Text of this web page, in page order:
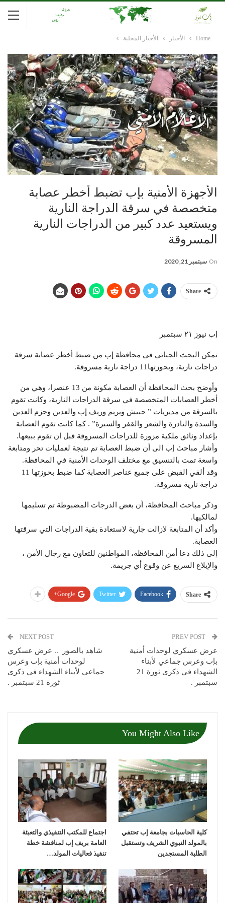
Home الأخبار الأخبار المحلية
الأجهزة الأمنية بإب تضبط أخطر عصابة
متخصصة في سرقة الدراجة النارية
ويستعيد عدد كبير من الدراجات النارية
المسروقة
On سبتمبر 21, 2020
Share
إب نيوز ٢١ سبتمبر
تمكن البحث الجنائي في محافظة إب من ضبط أخطر عصابة سرقة
دراجات نارية، وبحوزتها11 دراجة نارية مسروقة.
وأوضح بحث المحافظة أن العصابة مكونة من 13 عنصرا، وهي من
أخطر العصابات المتخصصة في سرقة الدراجات النارية، وكانت تقوم
بالسرقة من مديريات ” حبيش ويريم وريف إب والعدين وحزم العدين
والسدة والنادرة والشعر والقفر والسبرة” . كما كانت تقوم العصابة
بإعداد وثائق ملكية مزورة للدراجات المسروقة قبل ان تقوم ببيعها.
وأشار مباحث إب الى أن ضبط العصابة تم نتيجة لعمليات تحر ومتابعة
واسعة تمت بالتنسيق مع مختلف الوحدات الأمنية في المحافظة.
وقد ألقي القبض على جميع عناصر العصابة كما ضبط بحوزتها 11
دراجة نارية مسروقة.
وذكر مباحث المحافظة، أن بعض الدرجات المضبوطة تم تسليمها
لمالكيها.
وأكد أن المتابعة لازالت جارية لاستعادة بقية الدراجات التي سرقتها
العصابة.
إلى ذلك دعا أمن المحافظة، المواطنين للتعاون مع رجال الأمن ،
والإبلاغ السريع عن وقوع أي جريمة.
Share
Facebook
Twitter
Google+
عرض عسكري لوحدات أمنية
بإب وعرس جماعي لأبناء
الشهداء في ذكرى ثورة 21
سبتمبر .
NEXT POST
شاهد بالصور .. عرض عسكري
لوحدات أمنية بإب وعرس
جماعي لأبناء الشهداء في ذكرى
ثورة 21 سبتمبر .
You Might Also Like
كلية الحاسبات بجامعة إب تحتفي
بالمولد النبوي الشريف وتستقبل
الطلبة المستجدين
اجتماع للمكتب التنفيذي والتعبئة
العامة بريف إب لمناقشة خطة
تنفيذ فعاليات المولد…